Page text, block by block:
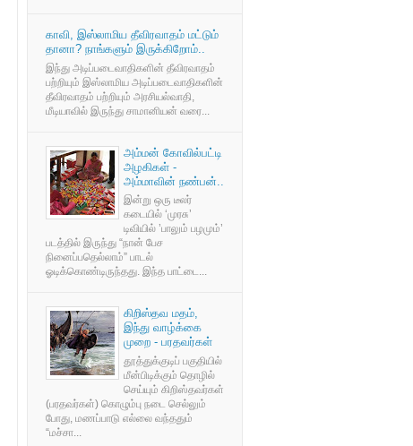
காவி, இஸ்லாமிய தீவிரவாதம் மட்டும்
தானா? நாங்களும் இருக்கிறோம்..
இந்து அடிப்படைவாதிகளின் தீவிரவாதம்
பற்றியும் இஸ்லாமிய அடிப்படைவாதிகளின்
தீவிரவாதம் பற்றியும் அரசியல்வாதி,
மீடியாவில் இருந்து சாமானியன் வரை...
அம்மன் கோவில்பட்டி
அழகிகள் -
அம்மாவின் நண்பன்..
இன்று ஒரு டீலர்
கடையில் ‘முரசு’
டிவியில் ’பாலும் பழமும்’
படத்தில் இருந்து “நான் பேச
நினைப்பதெல்லாம்” பாடல்
ஓடிக்கொண்டிருந்தது. இந்த பாட்டை...
கிறிஸ்தவ மதம்,
இந்து வாழ்க்கை
முறை - பரதவர்கள்
தூத்துக்குடிப் பகுதியில்
மீன்பிடிக்கும் தொழில்
செய்யும் கிறிஸ்தவர்கள்
(பரதவர்கள்) கொழும்பு நடை செல்லும்
போது, மணப்பாடு எல்லை வந்ததும்
“மச்சா...